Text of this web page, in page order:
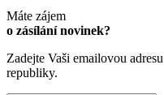
Máte zájem
o zásílání novinek?
Zadejte Vaši emailovou
republiky.